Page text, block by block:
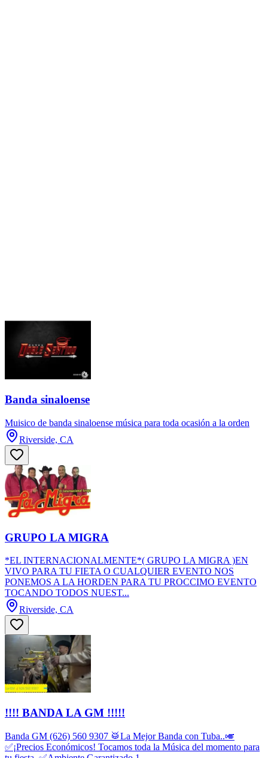
Banda sinaloense
Muisico de banda sinaloense música para toda ocasión a la orden
Riverside, CA
GRUPO LA MIGRA
*EL INTERNACIONALMENTE*( GRUPO LA MIGRA )EN
VIVO PARA TU FIETA O CUALQUIER EVENTO NOS
PONEMOS A LA HORDEN PARA TU PROCCIMO EVENTO
TOCANDO TODOS NUEST...
Riverside, CA
!!!! BANDA LA GM !!!!!
Banda GM (626) 560 9307 🥁La Mejor Banda con Tuba..🎺
✅¡Precios Económicos! Tocamos toda la Música del momento para